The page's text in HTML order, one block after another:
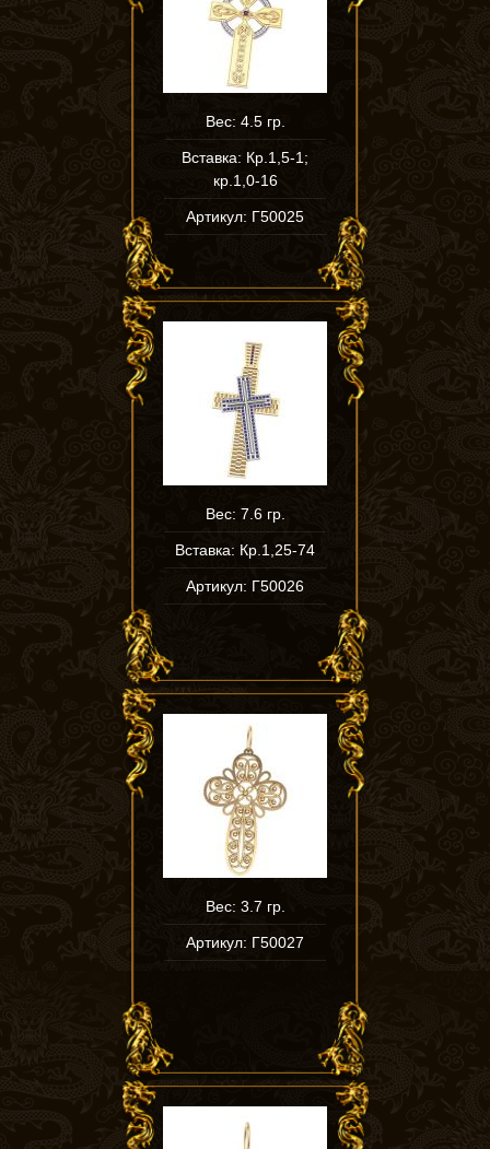
Вес: 4.5 гр.
Вставка: Кр.1,5-1;
кр.1,0-16
Артикул: Г50025
Вес: 7.6 гр.
Вставка: Кр.1,25-74
Артикул: Г50026
Вес: 3.7 гр.
Артикул: Г50027